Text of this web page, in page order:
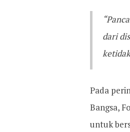
dari
Pada
Bangsa,
untuk